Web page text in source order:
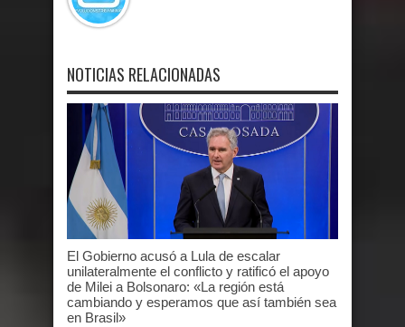
NOTICIAS RELACIONADAS
El Gobierno acusó a Lula de escalar
unilateralmente el conflicto y ratificó el apoyo
de Milei a Bolsonaro: «La región está
cambiando y esperamos que así también sea
en Brasil»